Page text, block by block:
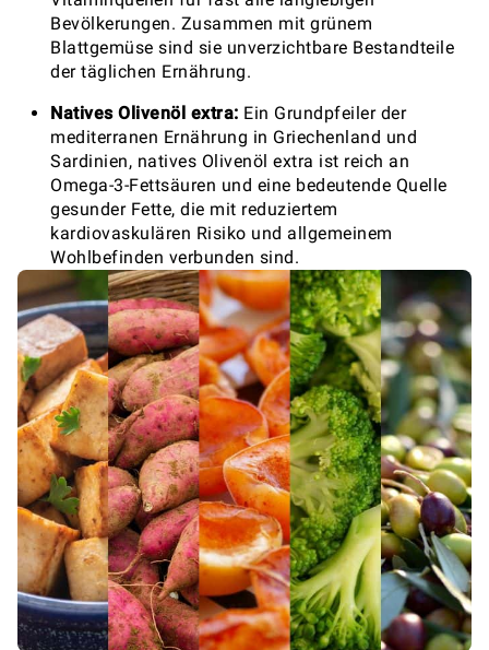
Bevölkerungen. Zusammen mit grünem
Blattgemüse sind sie unverzichtbare Bestandteile
der täglichen Ernährung.
Natives Olivenöl extra: Ein Grundpfeiler der
mediterranen Ernährung in Griechenland und
Sardinien, natives Olivenöl extra ist reich an
Omega-3-Fettsäuren und eine bedeutende Quelle
gesunder Fette, die mit reduziertem
kardiovaskulären Risiko und allgemeinem
Wohlbefinden verbunden sind.